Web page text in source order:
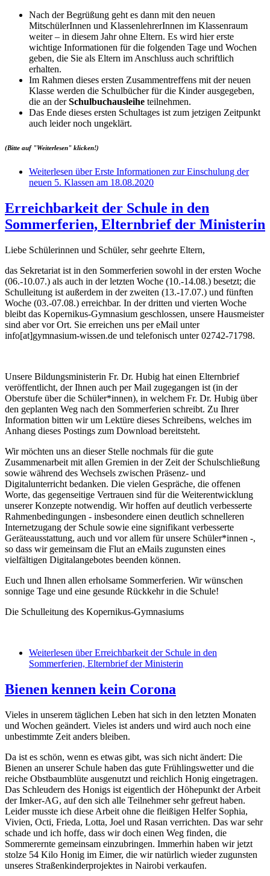
Nach der Begrüßung geht es dann mit den neuen
MitschülerInnen und KlassenlehrerInnen im Klassenraum
weiter – in diesem Jahr ohne Eltern. Es wird hier erste
wichtige Informationen für die folgenden Tage und Wochen
geben, die Sie als Eltern im Anschluss auch schriftlich
erhalten.
Im Rahmen dieses ersten Zusammentreffens mit der neuen
Klasse werden die Schulbücher für die Kinder ausgegeben,
die an derSchulbuchausleihe teilnehmen.
Das Ende dieses ersten Schultages ist zum jetzigen Zeitpunkt
auch leider noch ungeklärt.
(Bitte auf "Weiterlesen" klicken!)
Weiterlesen über Erste Informationen zur Einschulung der
neuen 5. Klassen am 18.08.2020
Erreichbarkeit der Schule in den
Sommerferien, Elternbrief der Ministerin
Liebe Schülerinnen und Schüler, sehr geehrte Eltern,
das Sekretariat ist in den Sommerferien sowohl in der ersten Woche
(06.-10.07.) als auch in der letzten Woche (10.-14.08.) besetzt; die
Schulleitung ist außerdem in der zweiten (13.-17.07.) und fünften
Woche (03.-07.08.) erreichbar. In der dritten und vierten Woche
bleibt das Kopernikus-Gymnasium geschlossen, unsere Hausmeister
sind aber vor Ort. Sie erreichen uns per eMail unter
info[at]gymnasium-wissen.de und telefonisch unter 02742-71798.
Unsere Bildungsministerin Fr. Dr. Hubig hat einen Elternbrief
veröffentlicht, der Ihnen auch per Mail zugegangen ist (in der
Oberstufe über die Schüler*innen), in welchem Fr. Dr. Hubig über
den geplanten Weg nach den Sommerferien schreibt. Zu Ihrer
Information bitten wir um Lektüre dieses Schreibens, welches im
Anhang dieses Postings zum Download bereitsteht.
Wir möchten uns an dieser Stelle nochmals für die gute
Zusammenarbeit mit allen Gremien in der Zeit der Schulschließung
sowie während des Wechsels zwischen Präsenz- und
Digitalunterricht bedanken. Die vielen Gespräche, die offenen
Worte, das gegenseitige Vertrauen sind für die Weiterentwicklung
unserer Konzepte notwendig. Wir hoffen auf deutlich verbesserte
Rahmenbedingungen - insbesondere einen deutlich schnelleren
Internetzugang der Schule sowie eine signifikant verbesserte
Geräteausstattung, auch und vor allem für unsere Schüler*innen -,
so dass wir gemeinsam die Flut an eMails zugunsten eines
vielfältigen Digitalangebotes beenden können.
Euch und Ihnen allen erholsame Sommerferien. Wir wünschen
sonnige Tage und eine gesunde Rückkehr in die Schule!
Die Schulleitung des Kopernikus-Gymnasiums
Weiterlesen über Erreichbarkeit der Schule in den
Sommerferien, Elternbrief der Ministerin
Bienen kennen kein Corona
Vieles in unserem täglichen Leben hat sich in den letzten Monaten
und Wochen geändert. Vieles ist anders und wird auch noch eine
unbestimmte Zeit anders bleiben.
Da ist es schön, wenn es etwas gibt, was sich nicht ändert: Die
Bienen an unserer Schule haben das gute Frühlingswetter und die
reiche Obstbaumblüte ausgenutzt und reichlich Honig eingetragen.
Das Schleudern des Honigs ist eigentlich der Höhepunkt der Arbeit
der Imker-AG, auf den sich alle Teilnehmer sehr gefreut haben.
Leider musste ich diese Arbeit ohne die fleißigen Helfer Sophia,
Vivien, Octi, Frieda, Lotta, Joel und Rasan verrichten. Das war sehr
schade und ich hoffe, dass wir doch einen Weg finden, die
Sommerernte gemeinsam einzubringen. Immerhin haben wir jetzt
stolze 54 Kilo Honig im Eimer, die wir natürlich wieder zugunsten
unseres Straßenkinderprojektes in Nairobi verkaufen.